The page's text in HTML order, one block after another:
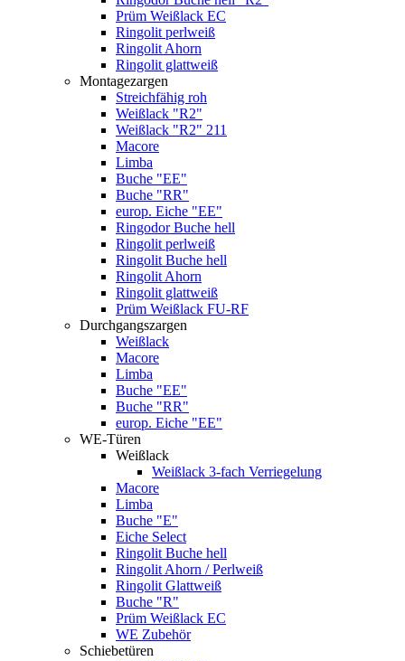
Prüm Weißlack EC
Ringolit perlweiß
Ringolit Ahorn
Ringolit glattweiß
Montagezargen
Streichfähig roh
Weißlack "R2"
Weißlack "R2" 211
Macore
Limba
Buche "EE"
Buche "RR"
europ. Eiche "EE"
Ringodor Buche hell
Ringolit perlweiß
Ringolit Buche hell
Ringolit Ahorn
Ringolit glattweiß
Prüm Weißlack FU-RF
Durchgangszargen
Weißlack
Macore
Limba
Buche "EE"
Buche "RR"
europ. Eiche "EE"
WE-Türen
Weißlack
Weißlack 3-fach Verriegelung
Macore
Limba
Buche "E"
Eiche Select
Ringolit Buche hell
Ringolit Ahorn / Perlweiß
Ringolit Glattweiß
Buche "R"
Prüm Weißlack EC
WE Zubehör
Schiebetüren